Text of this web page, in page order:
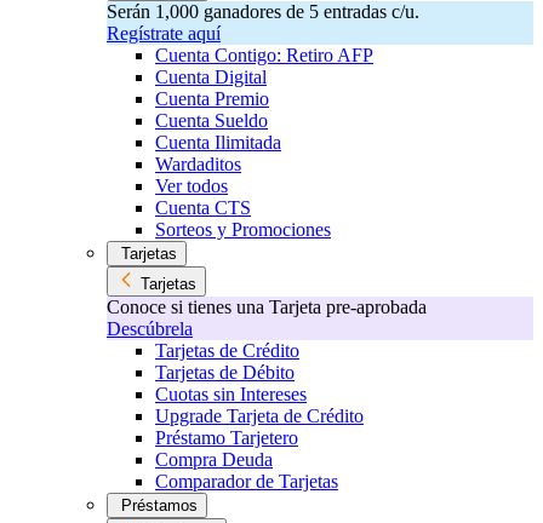
Serán 1,000 ganadores de 5 entradas c/u.
Regístrate aquí
Cuenta Contigo: Retiro AFP
Cuenta Digital
Cuenta Premio
Cuenta Sueldo
Cuenta Ilimitada
Wardaditos
Ver todos
Cuenta CTS
Sorteos y Promociones
Tarjetas
Tarjetas
Conoce si tienes una Tarjeta pre-aprobada
Descúbrela
Tarjetas de Crédito
Tarjetas de Débito
Cuotas sin Intereses
Upgrade Tarjeta de Crédito
Préstamo Tarjetero
Compra Deuda
Comparador de Tarjetas
Préstamos